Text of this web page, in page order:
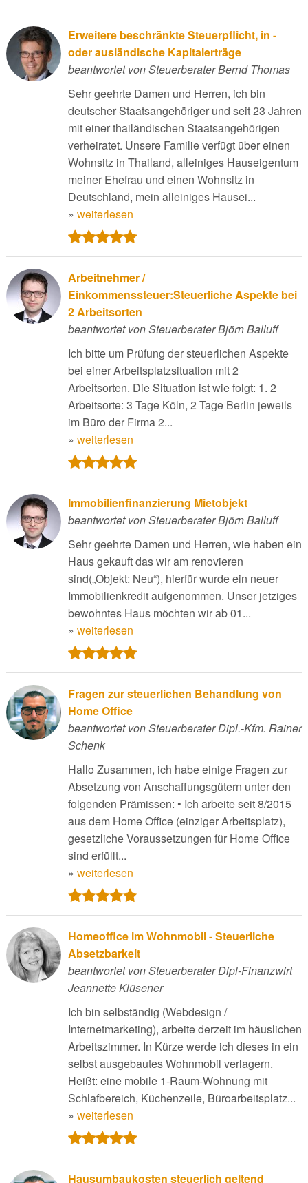
Erweitere beschränkte Steuerpflicht, in -
oder ausländische Kapitalerträge
beantwortet von Steuerberater Bernd Thomas
Sehr geehrte Damen und Herren, ich bin
deutscher Staatsangehöriger und seit 23 Jahren
mit einer thailändischen Staatsangehörigen
verheiratet. Unsere Familie verfügt über einen
Wohnsitz in Thailand, alleiniges Hauseigentum
meiner Ehefrau und einen Wohnsitz in
Deutschland, mein alleiniges Hausei...
» weiterlesen
Arbeitnehmer /
Einkommenssteuer:Steuerliche Aspekte bei
2 Arbeitsorten
beantwortet von Steuerberater Björn Balluff
Ich bitte um Prüfung der steuerlichen Aspekte
bei einer Arbeitsplatzsituation mit 2
Arbeitsorten. Die Situation ist wie folgt: 1. 2
Arbeitsorte: 3 Tage Köln, 2 Tage Berlin jeweils
im Büro der Firma 2...
» weiterlesen
Immobilienfinanzierung Mietobjekt
beantwortet von Steuerberater Björn Balluff
Sehr geehrte Damen und Herren, wie haben ein
Haus gekauft das wir am renovieren
sind(„Objekt: Neu“), hierfür wurde ein neuer
Immobilienkredit aufgenommen. Unser jetziges
bewohntes Haus möchten wir ab 01...
» weiterlesen
Fragen zur steuerlichen Behandlung von
Home Office
beantwortet von Steuerberater Dipl.-Kfm. Rainer
Schenk
Hallo Zusammen, ich habe einige Fragen zur
Absetzung von Anschaffungsgütern unter den
folgenden Prämissen: • Ich arbeite seit 8/2015
aus dem Home Office (einziger Arbeitsplatz),
gesetzliche Voraussetzungen für Home Office
sind erfüllt...
» weiterlesen
Homeoffice im Wohnmobil - Steuerliche
Absetzbarkeit
beantwortet von Steuerberater Dipl-Finanzwirt
Jeannette Klüsener
Ich bin selbständig (Webdesign /
Internetmarketing), arbeite derzeit im häuslichen
Arbeitszimmer. In Kürze werde ich dieses in ein
selbst ausgebautes Wohnmobil verlagern.
Heißt: eine mobile 1-Raum-Wohnung mit
Schlafbereich, Küchenzeile, Büroarbeitsplatz...
» weiterlesen
Hausumbaukosten steuerlich geltend